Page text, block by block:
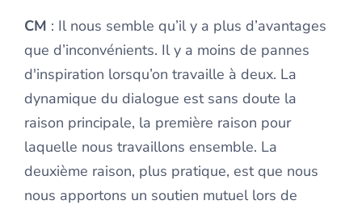
CM : Il nous semble qu’il y a plus d’avantages
que d’inconvénients. Il y a moins de pannes
d'inspiration lorsqu’on travaille à deux. La
dynamique du dialogue est sans doute la
raison principale, la première raison pour
laquelle nous travaillons ensemble. La
deuxième raison, plus pratique, est que nous
nous apportons un soutien mutuel lors de